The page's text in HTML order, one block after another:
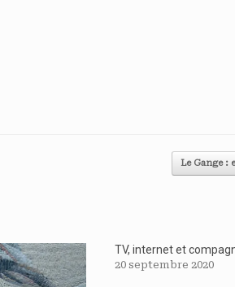
Le Gange :
TV, internet et
20 septembre 2020